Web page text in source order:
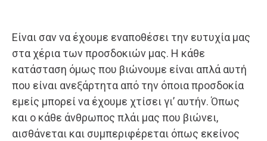
Είναι σαν να έχουμε εναποθέσει την ευτυχία μας
στα χέρια των προσδοκιών μας. Η κάθε
κατάσταση όμως που βιώνουμε είναι απλά αυτή
που είναι ανεξάρτητα από την όποια προσδοκία
εμείς μπορεί να έχουμε χτίσει γι’ αυτήν. Όπως
και ο κάθε άνθρωπος πλάι μας που βιώνει,
αισθάνεται και συμπεριφέρεται όπως εκείνος